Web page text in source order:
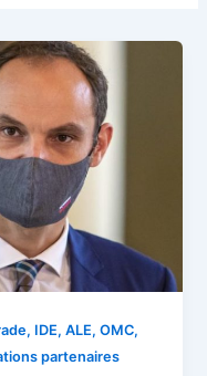
IDE, ALE, OMC,
partenaires